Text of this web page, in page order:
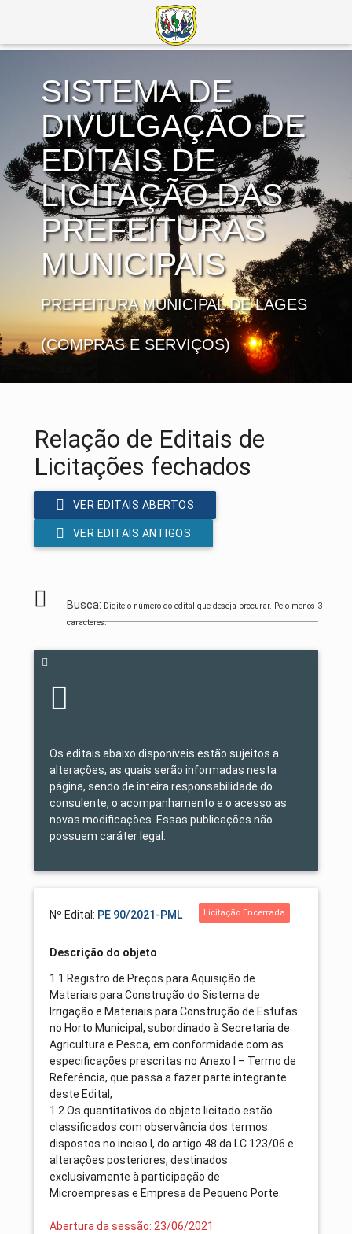
SISTEMA DE
DIVULGAÇÃO DE
EDITAIS DE
LICITAÇÃO DAS
PREFEITURAS
MUNICIPAIS
PREFEITURA MUNICIPAL DE LAGES
(COMPRAS E SERVIÇOS)
Relação de Editais de
Licitações fechados
VER EDITAIS ABERTOS
VER EDITAIS ANTIGOS
Busca: Digite o número do edital que deseja procurar. Pelo menos 3
caracteres.
Os editais abaixo disponíveis estão sujeitos a
alterações, as quais serão informadas nesta
página, sendo de inteira responsabilidade do
consulente, o acompanhamento e o acesso as
novas modificações. Essas publicações não
possuem caráter legal.
Nº Edital: PE 90/2021-PML Licitação Encerrada
Descrição do objeto
1.1 Registro de Preços para Aquisição de
Materiais para Construção do Sistema de
Irrigação e Materiais para Construção de Estufas
no Horto Municipal, subordinado à Secretaria de
Agricultura e Pesca, em conformidade com as
especificações prescritas no Anexo I – Termo de
Referência, que passa a fazer parte integrante
deste Edital;
1.2 Os quantitativos do objeto licitado estão
classificados com observância dos termos
dispostos no inciso I, do artigo 48 da LC 123/06 e
alterações posteriores, destinados
exclusivamente à participação de
Microempresas e Empresa de Pequeno Porte.
Abertura da sessão: 23/06/2021